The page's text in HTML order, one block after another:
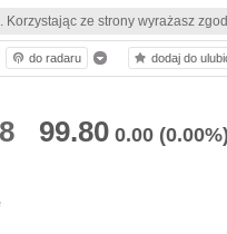
Korzystając ze strony wyrażasz
99.80 0.00 (0.00%)
do radaru dodaj do